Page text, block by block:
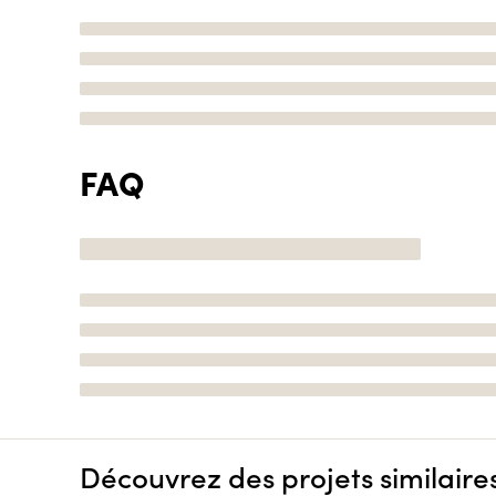
FAQ
Découvrez des projets